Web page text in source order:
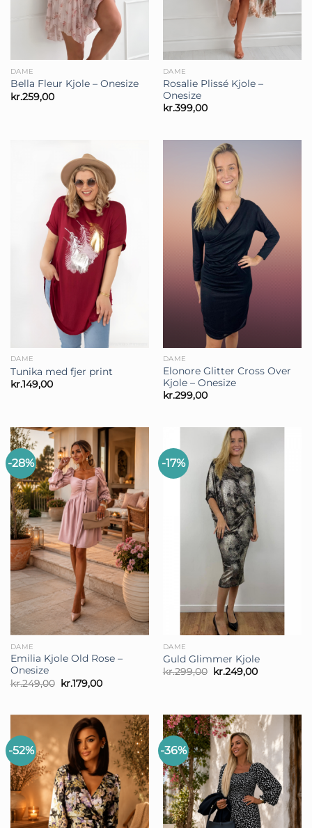
DAME
Bella Fleur Kjole – Onesize
kr.259,00
DAME
Rosalie Plissé Kjole –
Onesize
kr.399,00
DAME
Tunika med fjer print
kr.149,00
DAME
Elonore Glitter Cross Over
Kjole – Onesize
kr.299,00
-28%
DAME
Emilia Kjole Old Rose –
Onesize
kr.249,00 Den
oprindelige
kr.249,00.
kr.179,00Den
kr.179,00.
-17%
DAME
Guld Glimmer Kjole
kr.299,00 Den
oprindelige
kr.249,00Den
-52% -36%